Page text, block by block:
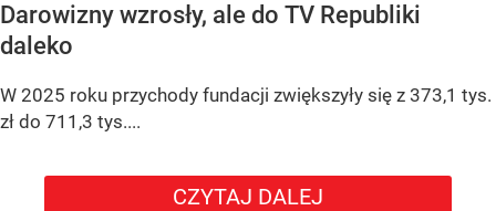
Darowizny wzrosły, ale do TV Republiki
daleko
W 2025 roku przychody fundacji zwiększyły się z 373,1 tys.
zł do 711,3 tys....
CZYTAJ DALEJ